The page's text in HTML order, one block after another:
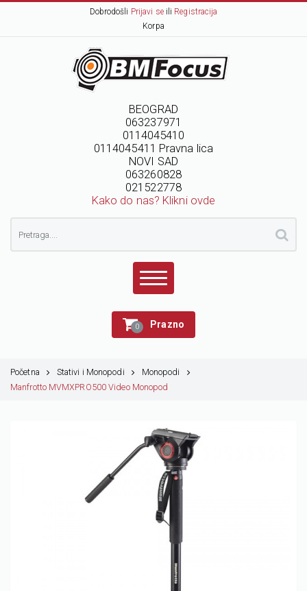
Dobrodošli Prijavi seili Registracija
Korpa
BEOGRAD
063237971
0114045410
0114045411 Pravna lica
NOVI SAD
063260828
021522778
Kako do nas? Klikni ovde
0 Prazno
Početna Stativi i Monopodi
Monopodi
Manfrotto MVMXPRO500 Video Monopod